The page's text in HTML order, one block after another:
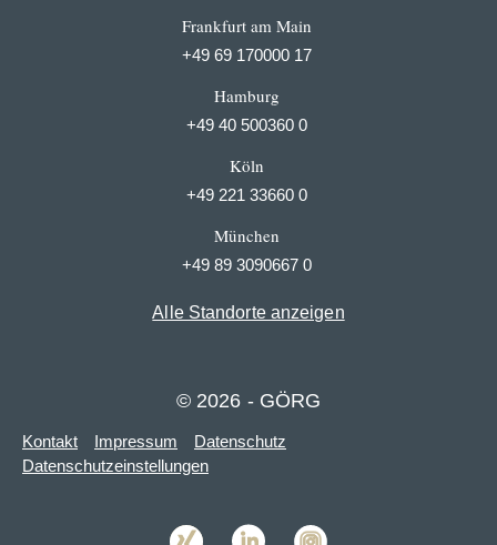
Frankfurt am Main
+49 69 170000 17
Hamburg
+49 40 500360 0
Köln
+49 221 33660 0
München
+49 89 3090667 0
Alle Standorte anzeigen
© 2026 - GÖRG
Kontakt Impressum
Datenschutz
Datenschutzeinstellungen